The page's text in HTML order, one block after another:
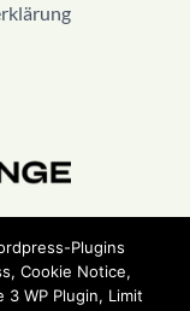
einePledge
Plugins
Cookie Notice,
3 WP Plugin, Limit